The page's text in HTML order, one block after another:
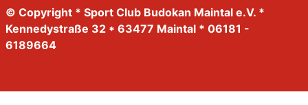
© Copyright * Sport Club Budokan Maintal e.V. *
Kennedystraße 32 * 63477 Maintal * 06181 -
6189664